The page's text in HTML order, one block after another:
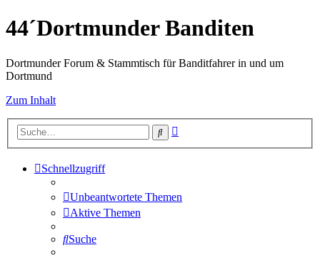
44´Dortmunder Banditen
Dortmunder Forum & Stammtisch für Banditfahrer in und um
Dortmund
Zum Inhalt
Suche
Schnellzugriff
Unbeantwortete Themen
Aktive Themen
Suche